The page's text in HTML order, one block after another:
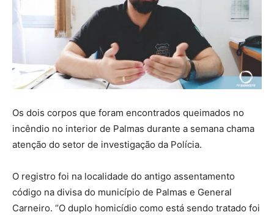
Os dois corpos que foram encontrados queimados no
incêndio no interior de Palmas durante a semana chama
atenção do setor de investigação da Polícia.
O registro foi na localidade do antigo assentamento
código na divisa do município de Palmas e General
Carneiro. ‘’O duplo homicídio como está sendo tratado foi